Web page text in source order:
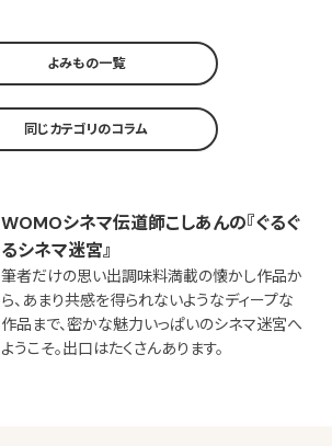
よみもの一覧
同じカテゴリのコラム
WOMOシネマ伝道師こしあんの『ぐるぐ
るシネマ迷宮』
筆者だけの思い出調味料満載の懐かし作品か
ら、あまり共感を得られないようなディープな
作品まで、密かな魅力いっぱいのシネマ迷宮へ
ようこそ。出口はたくさんあります。